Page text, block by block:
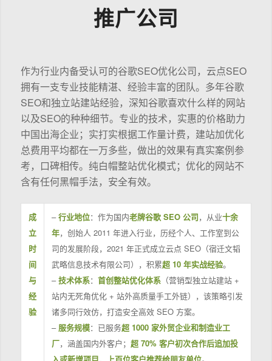
推广公司
作为行业内备受认可的谷歌SEO优化公司，云点SEO
拥有一支专业技能精湛、经验丰富的团队。多年谷歌
SEO和独立站建站经验，深知谷歌喜欢什么样的网站
以及SEO的种种细节。专业的技术，实惠的价格助力
中国出海企业；实打实根据工作量计费，建站加优化
总费用平均都在一万多些，做出的效果有真实案例参
考，口碑相传。纯白帽整站优化模式；优化的网站不
含有任何黑帽手法，安全有效。
成
立
时
间
与
经
验
–行业地位：作为国内老牌谷歌 SEO 公司，从业十余
年，创始人 2011 年进入行业，历经个人、工作室到公
司的发展阶段，2021 年正式成立云点 SEO（宿迁文韬
武略信息技术有限公司），积累超 10 年实战经验。
–技术体系： 首创整站优化体系（营销型独立站建站 +
站内无死角优化 + 站外高质量手工外链），该策略引发
诸多同行效仿，打造安全高效 SEO 方案。
– 服务规模：已服务超 1000 家外贸企业和制造业工
厂，涵盖国内外客户； 超 70% 客户初次合作后追加投